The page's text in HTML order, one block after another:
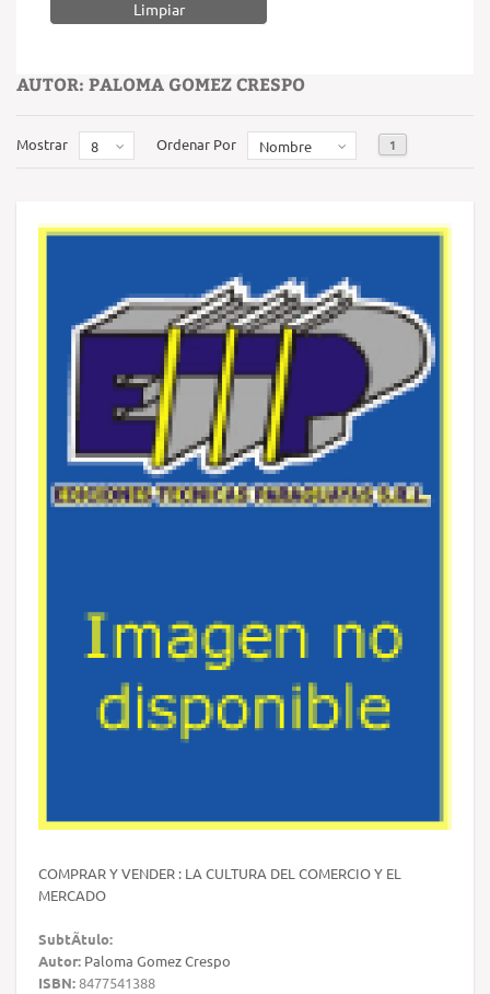
AUTOR: PALOMA GOMEZ CRESPO
Mostrar 8 Ordenar Por Nombre 1
COMPRAR Y VENDER : LA CULTURA DEL COMERCIO Y EL
MERCADO
SubtÃ­tulo:
Autor: Paloma Gomez Crespo
ISBN:8477541388